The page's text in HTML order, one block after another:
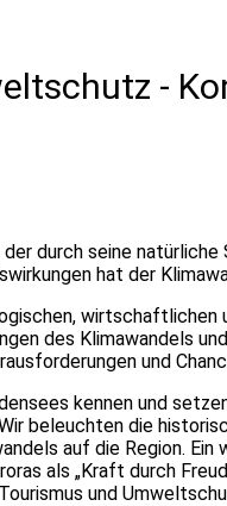
-
durch seine
hat der
des Klimawandels
und
kennen und
beleuchten die
auf die Region.
als „Kraft durch
und